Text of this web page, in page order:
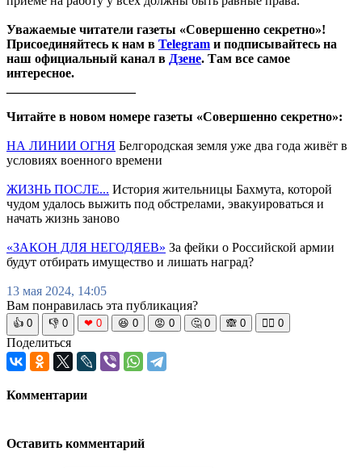
Уважаемые читатели газеты «Совершенно секретно»!
Присоединяйтесь к нам в Telegram и подписывайтесь на
наш официальный канал в Дзене. Там все самое
интересное.
Читайте в новом номере газеты «Совершенно секретно»:
НА ЛИНИИ ОГНЯ Белгородская земля уже два года живёт в
условиях военного времени
ЖИЗНЬ ПОСЛЕ... История жительницы Бахмута, которой
чудом удалось выжить под обстрелами, эвакуироваться и
начать жизнь заново
«ЗАКОН ДЛЯ НЕГОДЯЕВ» За фейки о Российской армии
будут отбирать имущество и лишать наград?
13 мая 2024, 14:05
Вам понравилась эта публикация?
👍 0 👎 0 ❤ 0 😆 0 😡 0 🤔 0 🙈 0 🧘‍♀️ 0
Поделиться
Комментарии
Оставить комментарий